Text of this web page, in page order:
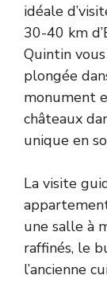
idéale
30-40 km
Quintin
plongée
monument
châteaux
unique en
La visite
une salle à
raffinés, le
l’ancienne